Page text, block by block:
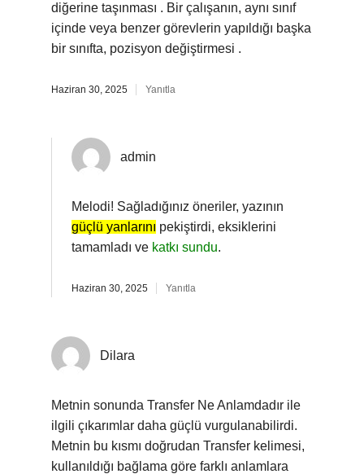
diğerine taşınması . Bir çalışanın, aynı sınıf
içinde veya benzer görevlerin yapıldığı başka
bir sınıfta, pozisyon değiştirmesi .
Haziran 30, 2025 Yanıtla
admin
Melodi! Sağladığınız öneriler, yazının
güçlü yanlarını pekiştirdi, eksiklerini
tamamladı ve katkı sundu.
Haziran 30, 2025 Yanıtla
Dilara
Metnin sonunda Transfer Ne Anlamdadır ile
ilgili çıkarımlar daha güçlü vurgulanabilirdi.
Metnin bu kısmı doğrudan Transfer kelimesi,
kullanıldığı bağlama göre farklı anlamlara